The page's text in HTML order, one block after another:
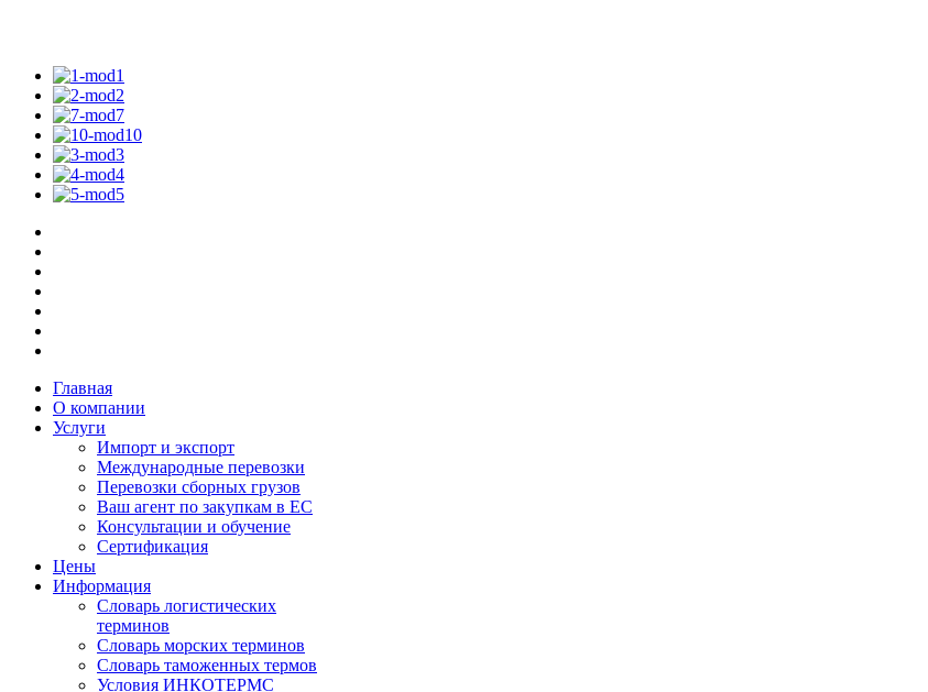
Главная
О компании
Услуги
Импорт и экспорт
Международные перевозки
Перевозки сборных грузов
Ваш агент по закупкам в ЕС
Консультации и обучение
Сертификация
Цены
Информация
Словарь логистических
терминов
Словарь морских терминов
Словарь таможенных термов
Условия ИНКОТЕРМС